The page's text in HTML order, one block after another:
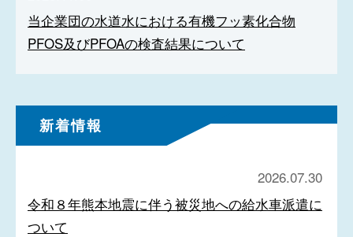
当企業団の水道水における有機フッ素化合物
PFOS及びPFOAの検査結果について
新着情報
2026.07.30
令和８年熊本地震に伴う被災地への給水車派遣に
ついて